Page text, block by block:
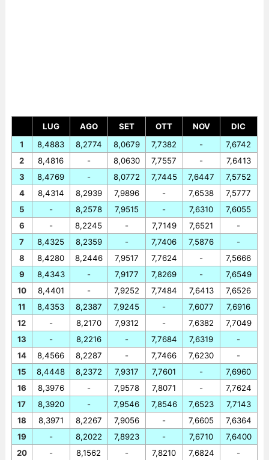
LUG AGO SET OTT NOV
DIC
1
2
3
4
5
6
7
8
9
10
11
12
13
14
15
16
17
18
19
20
8,4883
8,4816
8,4769
8,4314
-
-
8,4325
8,4280
8,4343
8,4401
8,4353
-
-
8,4566
8,4448
8,3976
8,3920
8,3971
-
-
8,2774
-
-
8,2939
8,2578
8,2245
8,2359
8,2446
-
-
8,2387
8,2170
8,2216
8,2287
8,2372
-
-
8,2267
8,2022
8,1562
8,0679
8,0630
8,0772
7,9896
7,9515
-
-
7,9517
7,9177
7,9252
7,9245
7,9312
-
-
7,9317
7,9578
7,9546
7,9056
7,8923
-
7,7382
7,7557
7,7445
-
-
7,7149
7,7406
7,7624
7,8269
7,7484
-
-
7,7684
7,7466
7,7601
7,8071
7,8546
-
-
7,8210
-
-
7,6447
7,6538
7,6310
7,6521
7,5876
-
-
7,6413
7,6077
7,6382
7,6319
7,6230
-
-
7,6523
7,6605
7,6710
7,6824
7,6742
7,6413
7,5752
7,5777
7,6055
-
-
7,5666
7,6549
7,6526
7,6916
7,7049
-
-
7,6960
7,7624
7,7143
7,6364
7,6400
-